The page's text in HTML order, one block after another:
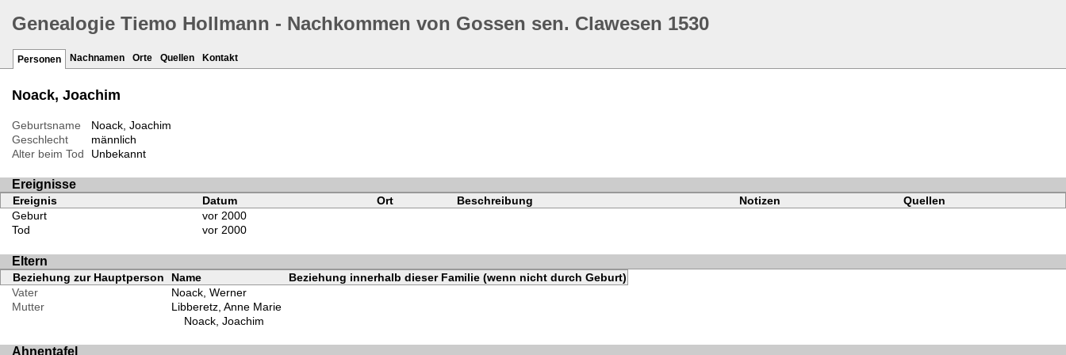
Genealogie Tiemo Hollmann - Nachkommen von Gossen sen. Clawesen 1530
Personen Nachnamen Orte Quellen Kontakt
Noack, Joachim
Geburtsname
Noack, Joachim
Geschlecht
männlich
Alter beim Tod
Unbekannt
Ereignisse
Ereignis Datum Ort Beschreibung Notizen
Quellen
Geburt
vor 2000
Tod
vor 2000
Eltern
Beziehung zur Hauptperson Name
Beziehung innerhalb dieser Familie (wenn nicht durch Geburt)
Vater
Noack, Werner
Mutter
Libberetz, Anne Marie
Noack, Joachim
Ahnentafel